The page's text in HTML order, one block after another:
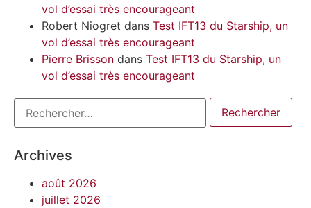
vol d’essai très encourageant
Robert Niogret dans Test IFT13 du Starship, un
vol d’essai très encourageant
Pierre Brisson dans Test IFT13 du Starship, un
vol d’essai très encourageant
Archives
août 2026
juillet 2026